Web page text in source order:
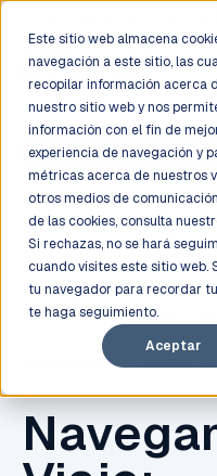
Este sitio web almacena
navegación a este sitio, las
recopilar información acerca
nuestro sitio web y nos
información con el fin de
experiencia de navegación y
métricas acerca de nuestros
otros medios de
de las cookies, consulta
Si rechazas, no se hará
cuando visites este sitio web.
tu navegador para recordar
te haga seguimiento.
Aceptar
Talk
TECNOLOGÍA , CLOUD
BIGWAVEDATA